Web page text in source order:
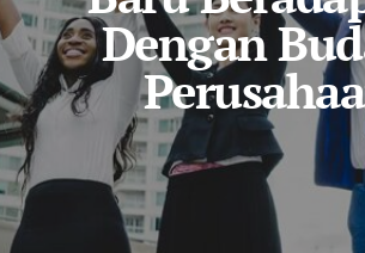
Dengan